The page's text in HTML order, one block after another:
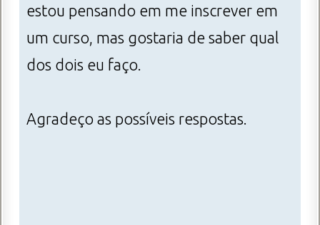
estou pensando em me inscrever em
um curso, mas gostaria de saber qual
dos dois eu faço.
Agradeço as possíveis respostas.